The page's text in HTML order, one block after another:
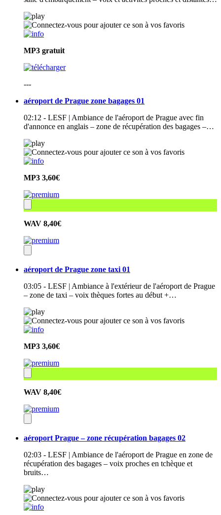
MP3 gratuit
---
aéroport de Prague zone bagages 01
02:12 - LESF | Ambiance de l'aéroport de Prague avec fin
d'annonce en anglais – zone de récupération des bagages –…
MP3 3,60€
WAV 8,40€
aéroport de Prague zone taxi 01
03:05 - LESF | Ambiance à l'extérieur de l'aéroport de Prague
– zone de taxi – voix thèques fortes au début +…
MP3 3,60€
WAV 8,40€
aéroport Prague – zone récupération bagages 02
02:03 - LESF | Ambiance de l'aéroport de Prague en zone de
récupération des bagages – voix proches en tchèque et
bruits…